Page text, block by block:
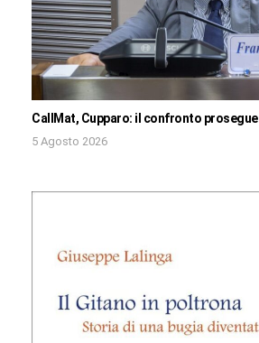
CallMat, Cupparo: il confronto prosegue
5 Agosto 2026